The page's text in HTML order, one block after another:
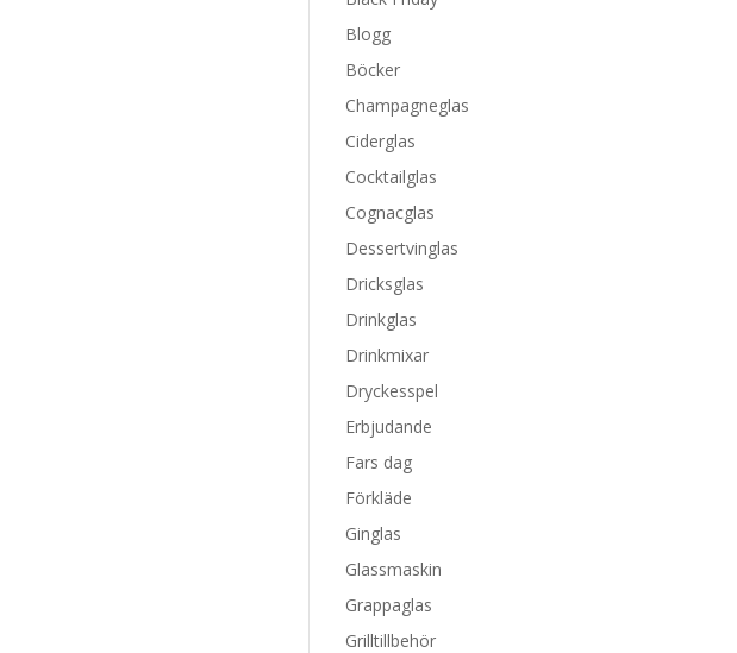
Blogg
Böcker
Champagneglas
Ciderglas
Cocktailglas
Cognacglas
Dessertvinglas
Dricksglas
Drinkglas
Drinkmixar
Dryckesspel
Erbjudande
Fars dag
Förkläde
Ginglas
Glassmaskin
Grappaglas
Grilltillbehör